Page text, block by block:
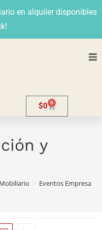
en alquiler disponibles
$0 0
y
> Eventos